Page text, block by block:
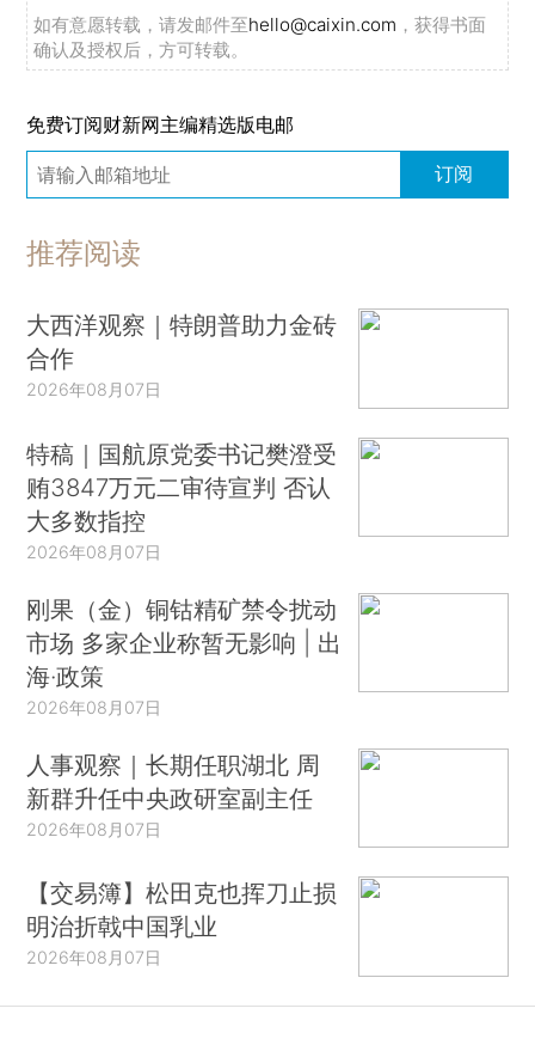
如有意愿转载，请发邮件至hello@caixin.com ，获得书面
确认及授权后，方可转载。
免费订阅财新网主编精选版电邮
订阅
推荐阅读
大西洋观察｜特朗普助力金砖
合作
2026年08月07日
特稿｜国航原党委书记樊澄受
贿3847万元二审待宣判 否认
大多数指控
2026年08月07日
刚果（金）铜钴精矿禁令扰动
市场 多家企业称暂无影响 | 出
海·政策
2026年08月07日
人事观察｜长期任职湖北 周
新群升任中央政研室副主任
2026年08月07日
【交易簿】松田克也挥刀止损
明治折戟中国乳业
2026年08月07日